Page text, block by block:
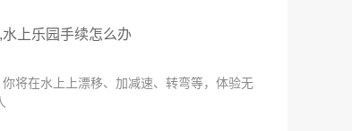
上乐园手续怎么办
将在水上上漂移、加减速、转弯等，体验无